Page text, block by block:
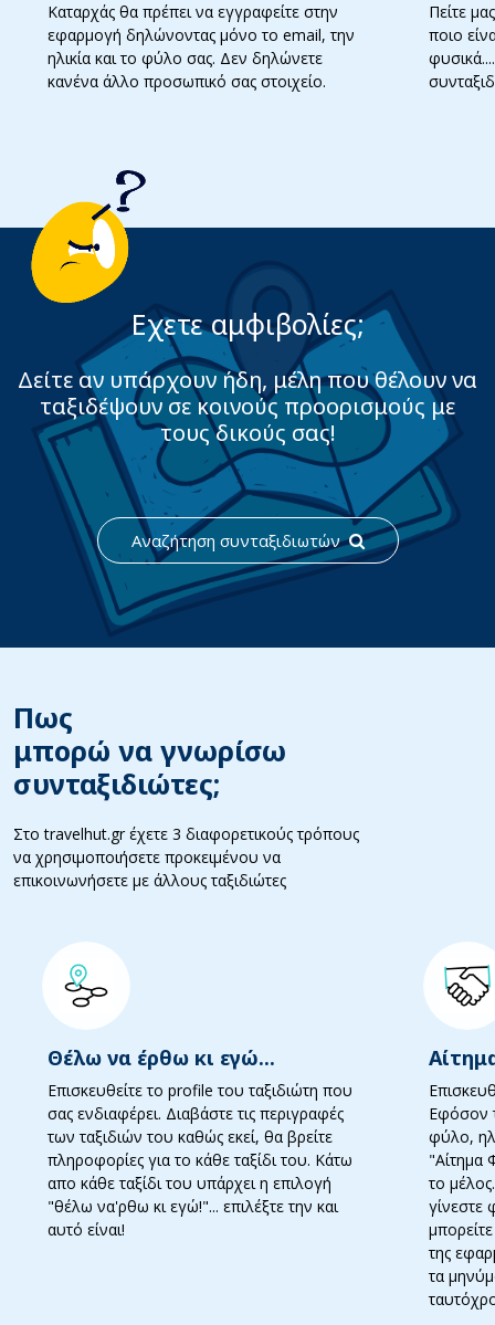
Καταρχάς θα πρέπει να εγγραφείτε στην
εφαρμογή δηλώνοντας μόνο το email, την
ηλικία και το φύλο σας. Δεν δηλώνετε
κανένα άλλο προσωπικό σας στοιχείο.
Πείτε
ποιο
Εχετε αμφιβολίες;
Δείτε αν υπάρχουν ήδη, μέλη που θέλουν να
ταξιδέψουν σε κοινούς προορισμούς με
τους δικούς σας!
Αναζήτηση συνταξιδιωτών
Πως
μπορώ να γνωρίσω
συνταξιδιώτες;
Στο travelhut.gr έχετε 3 διαφορετικούς τρόπους
να χρησιμοποιήσετε προκειμένου να
επικοινωνήσετε με άλλους ταξιδιώτες
Θέλω να έρθω κι εγώ...
Επισκευθείτε το profile του ταξιδιώτη που
σας ενδιαφέρει. Διαβάστε τις περιγραφές
των ταξιδιών του καθώς εκεί, θα βρείτε
πληροφορίες για το κάθε ταξίδι του. Κάτω
απο κάθε ταξίδι του υπάρχει η επιλογή
"θέλω να'ρθω κι εγώ!"... επιλέξτε την και
αυτό είναι!
Εφόσον
φύλο,
"Αίτημα
το
γίνεστε
της
τα